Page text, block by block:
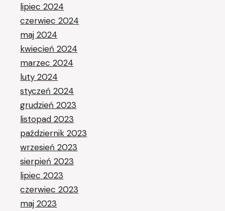
lipiec 2024
czerwiec 2024
maj 2024
kwiecień 2024
marzec 2024
luty 2024
styczeń 2024
grudzień 2023
listopad 2023
październik 2023
wrzesień 2023
sierpień 2023
lipiec 2023
czerwiec 2023
maj 2023